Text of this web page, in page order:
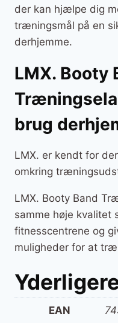
der kan hjælpe dig
træningsmål på en
derhjemme.
LMX. Booty
brug
LMX. er kendt for
omkring
LMX. Booty Band
samme høje kvalitet
fitnesscentrene og
muligheder for at
EAN